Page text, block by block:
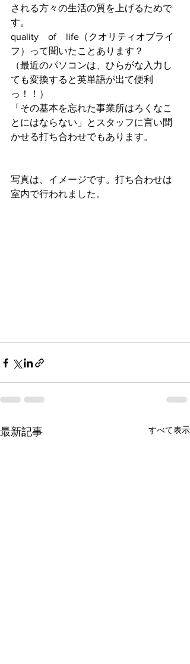
される方々の生活の質を上げるためで
す。
quality　of　life（クオリティオブライ
フ）って聞いたことあります？
（最近のパソコンは、ひらがな入力し
ても変換すると英単語が出て便利
っ！！）
「その基本を忘れた事業所はろくなこ
とにはならない」とスタッフに言い聞
かせる打ち合わせでもあります。
写真は、イメージです。打ち合わせは
室内で行われました。
最新記事 すべて表示